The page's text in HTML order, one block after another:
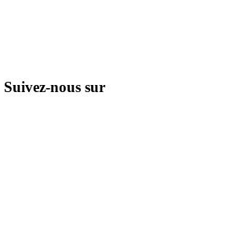
Suivez-nous sur